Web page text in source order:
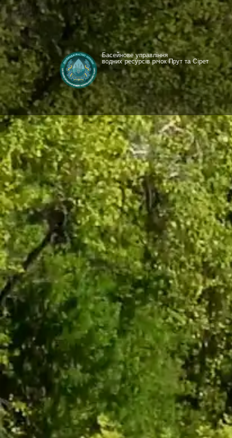
[newyear_garland]
Басейнове управління
водних ресурсів річок Прут та Сірет